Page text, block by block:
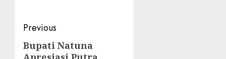
Post
navigation
Previous
Previous
Bupati Natuna